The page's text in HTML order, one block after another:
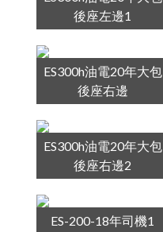
後座左邊1
ES300h油電20年大包
後座右邊
ES300h油電20年大包
後座右邊2
ES-200-18年司機1